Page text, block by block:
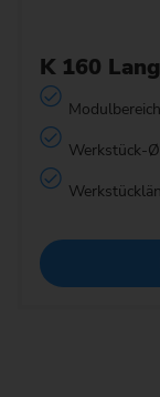
K 160
Werkstück-